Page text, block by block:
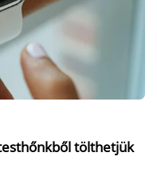
tölthetjük